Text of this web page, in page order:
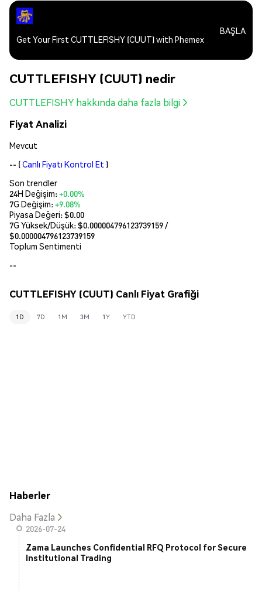
Get Your First CUTTLEFISHY (CUUT) with Phemex
BAŞLA
CUTTLEFISHY (CUUT) nedir
CUTTLEFISHY hakkında daha fazla bilgi
Fiyat Analizi
Mevcut
-- (Canlı Fiyatı Kontrol Et )
Son trendler
24H Değişim:+0.00%
7G Değişim:+9.08%
Piyasa Değeri:$0.00
7G Yüksek/Düşük: $0.000004796123739159/
$0.000004796123739159
Toplum Sentimenti
--
CUTTLEFISHY (CUUT) Canlı Fiyat Grafiği
1D 7D 1M 3M 1Y YTD
Haberler
Daha Fazla
2026-07-24
Zama Launches Confidential RFQ Protocol for Secure
Institutional Trading